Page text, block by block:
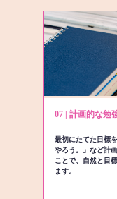
07 | 計画的な勉
最初にたてた目標
やろう。」など計
ことで、自然と目
ます。